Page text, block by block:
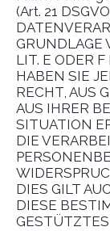
(Art. 21
GRUNDLAGE
LIT. E ODER
HABEN SIE
RECHT, AUS
AUS IHRER
SITUATION
DIE
DIES GILT
DIESE